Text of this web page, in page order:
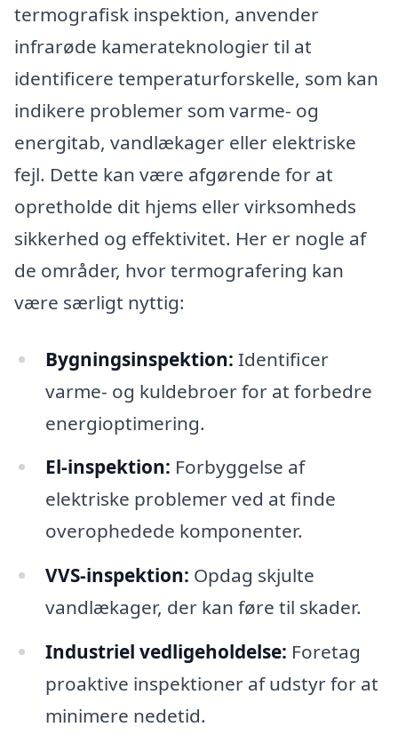
termografisk inspektion, anvender
infrarøde kamerateknologier til at
identificere temperaturforskelle, som kan
indikere problemer som varme- og
energitab, vandlækager eller elektriske
fejl. Dette kan være afgørende for at
opretholde dit hjems eller virksomheds
sikkerhed og effektivitet. Her er nogle af
de områder, hvor termografering kan
være særligt nyttig:
Bygningsinspektion: Identificer
varme- og kuldebroer for at forbedre
energioptimering.
El-inspektion: Forbyggelse af
elektriske problemer ved at finde
overophedede komponenter.
VVS-inspektion: Opdag skjulte
vandlækager, der kan føre til skader.
Industriel vedligeholdelse: Foretag
proaktive inspektioner af udstyr for at
minimere nedetid.